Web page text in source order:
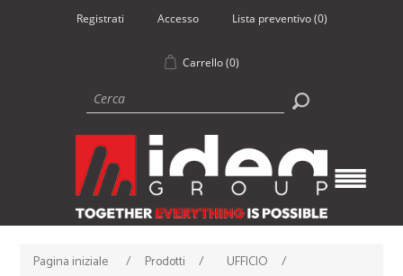
Registrati Accesso Lista preventivo (0)
Carrello (0)
Pagina iniziale / Prodotti / UFFICIO
/